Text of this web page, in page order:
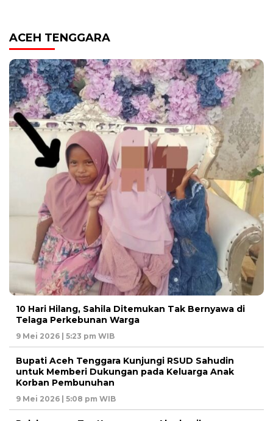
ACEH TENGGARA
10 Hari Hilang, Sahila Ditemukan Tak Bernyawa di
Telaga Perkebunan Warga
9 Mei 2026 | 5:23 pm WIB
Bupati Aceh Tenggara Kunjungi RSUD Sahudin
untuk Memberi Dukungan pada Keluarga Anak
Korban Pembunuhan
9 Mei 2026 | 5:08 pm WIB